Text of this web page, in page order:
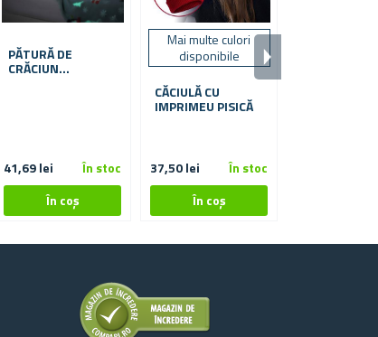
PĂTURĂ DE
CRĂCIUN
41,69 lei În stoc
Mai multe culori
disponibile
CĂCIULĂ CU
IMPRIMEU PISICĂ
37,50 lei În stoc